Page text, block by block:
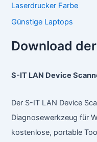
Laserdrucker Farbe
Günstige Laptops
Download
S-IT LAN Device
Der S-IT LAN Device
Diagnosewerkzeug für
kostenlose, portable